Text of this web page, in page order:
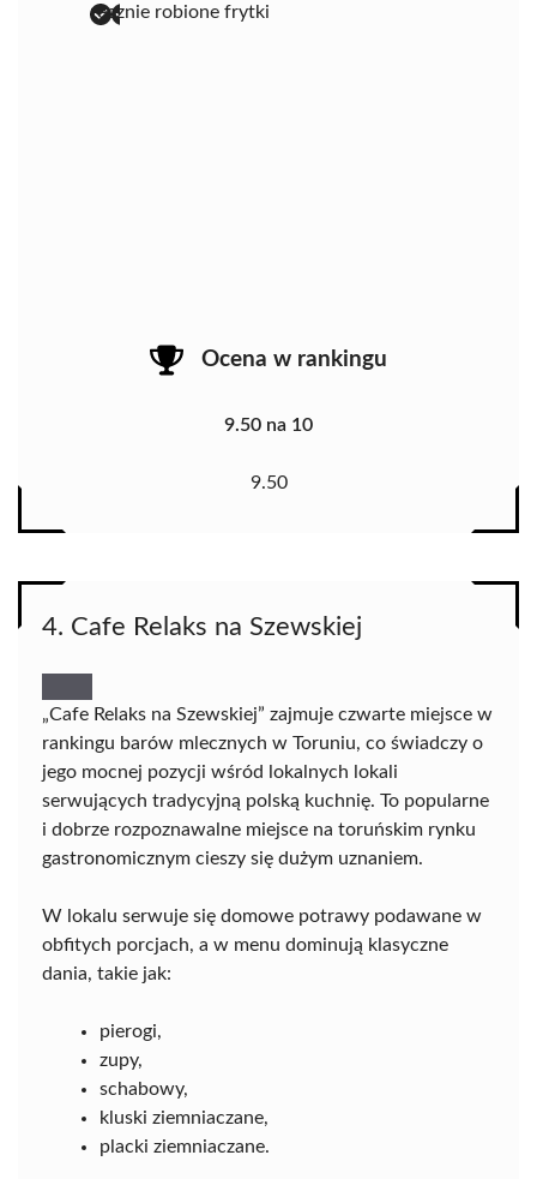
ręcznie robione frytki
Ocena w rankingu
9.50 na 10
9.50
4. Cafe Relaks na Szewskiej
„Cafe Relaks na Szewskiej” zajmuje czwarte miejsce w
rankingu barów mlecznych w Toruniu, co świadczy o
jego mocnej pozycji wśród lokalnych lokali
serwujących tradycyjną polską kuchnię. To popularne
i dobrze rozpoznawalne miejsce na toruńskim rynku
gastronomicznym cieszy się dużym uznaniem.
W lokalu serwuje się domowe potrawy podawane w
obfitych porcjach, a w menu dominują klasyczne
dania, takie jak:
pierogi,
zupy,
schabowy,
kluski ziemniaczane,
placki ziemniaczane.